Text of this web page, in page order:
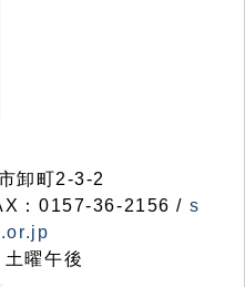
卸町2-3-2
：0157-36-2156 / s
曜午後